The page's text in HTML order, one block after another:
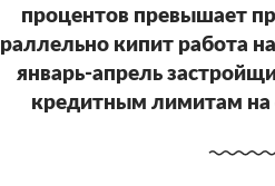
процентов превышает
кипит работа
январь-апрель
кредитным лимитам